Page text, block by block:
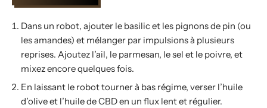
Dans un robot, ajouter le basilic et les pignons de pin (ou
les amandes) et mélanger par impulsions à plusieurs
reprises. Ajoutez l’ail, le parmesan, le sel et le poivre, et
mixez encore quelques fois.
En laissant le robot tourner à bas régime, verser l’huile
d’olive et l’huile de CBD en un flux lent et régulier.